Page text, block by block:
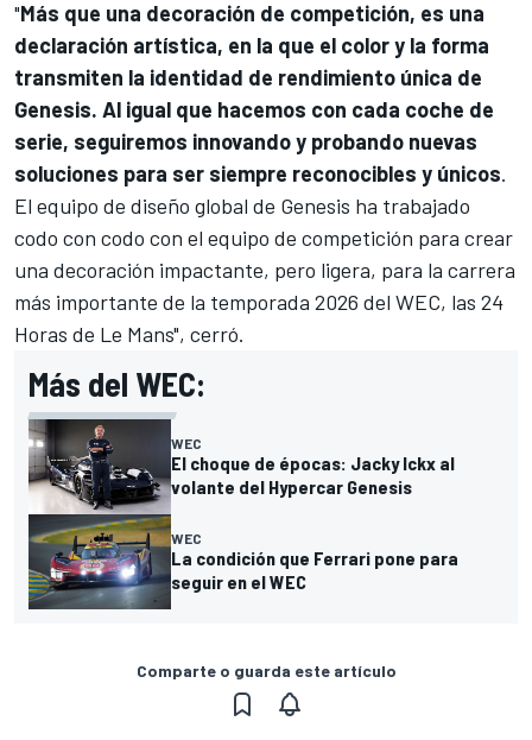
"Más que una decoración de competición, es una
declaración artística, en la que el color y la forma
transmiten la identidad de rendimiento única de
Genesis. Al igual que hacemos con cada coche de
serie, seguiremos innovando y probando nuevas
soluciones para ser siempre reconocibles y únicos.
El equipo de diseño global de Genesis ha trabajado
codo con codo con el equipo de competición para crear
una decoración impactante, pero ligera, para la carrera
más importante de la temporada 2026 del WEC, las 24
Horas de Le Mans", cerró.
Más del WEC:
WEC
El choque de épocas: Jacky Ickx al
volante del Hypercar Genesis
WEC
La condición que Ferrari pone para
seguir en el WEC
Comparte o guarda este artículo